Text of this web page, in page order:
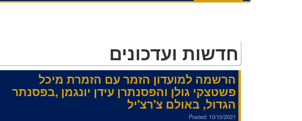
חדשות ועדכונים
הרשמה למועדון הזמר עם הזמרת מיכל
פשטצקי גולן והפסנתרן עידן יונגמן ,בפסנתר
הגדול, באולם צ'רצ'יל
Posted: 10/10/2021